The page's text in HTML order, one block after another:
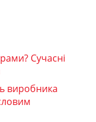
Сучасні
виробника